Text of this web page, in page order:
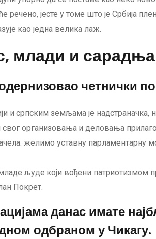
речено, јесте у томе што је Србија
као једна велика лаж.
млади и
четнички
и српским земљама је надстраначка,
свог организовања и деловања
желимо уставну парламентарну
људе који вођени патриотизмом
Покрет.
данас имате
одбраном у Чикагу.